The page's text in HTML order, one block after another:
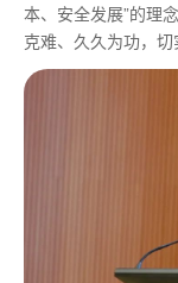
本、安全发展”的理
克难、久久为功，